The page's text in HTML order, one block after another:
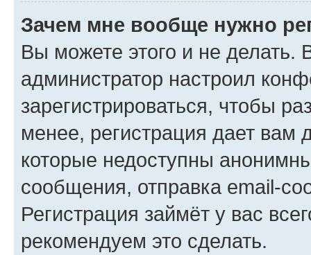
Зачем мне вообще нужно
Вы можете этого и не делать.
администратор настроил
зарегистрироваться, чтобы
менее, регистрация дает вам
которые недоступны
сообщения, отправка email-
Регистрация займёт у вас
рекомендуем это сделать.